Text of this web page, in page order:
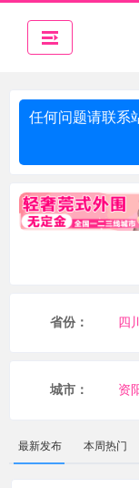
任何问题请联系
省份： 四
城市： 资
最新发布 本周热门